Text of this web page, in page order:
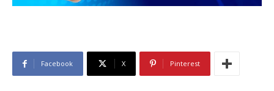
Facebook X Pinterest